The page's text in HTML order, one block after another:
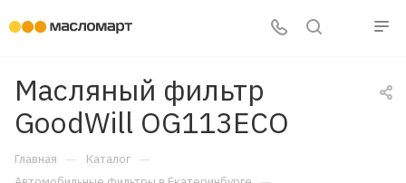
Масляный фильтр
GoodWill OG113ECO
Главная — Каталог —